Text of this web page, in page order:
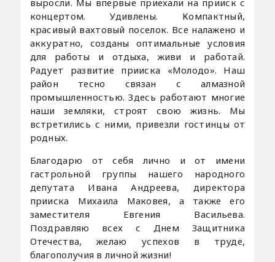
выросли. Мы впервые приехали на прииск с
концертом. Удивлены. Компактный,
красивый вахтовый поселок. Все налажено и
аккуратно, созданы оптимальные условия
для работы и отдыха, живи и работай.
Радует развитие прииска «Молодо». Наш
район тесно связан с алмазной
промышленностью. Здесь работают многие
наши земляки, строят свою жизнь. Мы
встретились с ними, привезли гостинцы от
родных.
Благодарю от себя лично и от имени
гастрольной группы нашего народного
депутата Ивана Андреева, директора
прииска Михаила Маковея, а также его
заместителя Евгения Васильева.
Поздравляю всех с Днем Защитника
Отечества, желаю успехов в труде,
благополучия в личной жизни!